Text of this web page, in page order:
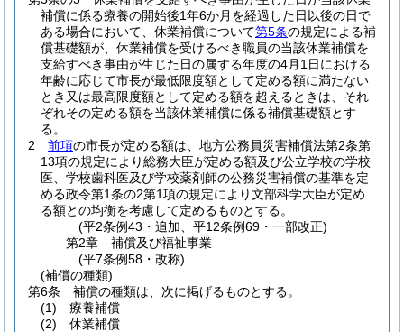
補償に係る療養の開始後1年6か月を経過した日以後の日で
ある場合において、休業補償について第5条の規定による補
償基礎額が、休業補償を受けるべき職員の当該休業補償を
支給すべき事由が生じた日の属する年度の4月1日における
年齢に応じて市長が最低限度額として定める額に満たない
とき又は最高限度額として定める額を超えるときは、それ
ぞれその定める額を当該休業補償に係る補償基礎額とす
る。
2
前項の市長が定める額は、地方公務員災害補償法第2条第
13項の規定により総務大臣が定める額及び公立学校の学校
医、学校歯科医及び学校薬剤師の公務災害補償の基準を定
める政令第1条の2第1項の規定により文部科学大臣が定め
る額との均衡を考慮して定めるものとする。
(平2条例43・追加、平12条例69・一部改正)
第2章
補償及び福祉事業
(平7条例58・改称)
(補償の種類)
第6条
補償の種類は、次に掲げるものとする。
(1)
療養補償
(2)
休業補償